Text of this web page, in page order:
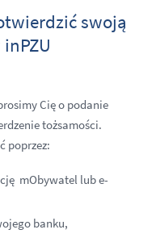
swoją
Cię o podanie
tożsamości.
poprzez:
mObywatel lub e-
banku,